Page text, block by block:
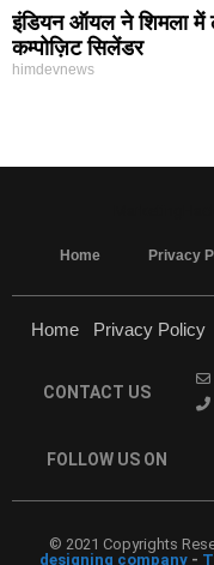
इंडियन ऑयल ने शिमला में
कम्पोज़िट सिलेंडर
himdevnews
Home Privacy
Home Privacy Policy
CONTACT US
FOLLOW US ON
© 2021 Copyrights
designing company-